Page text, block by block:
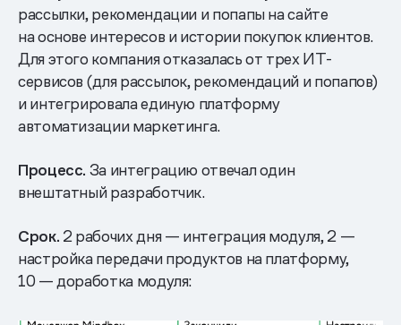
рассылки, рекомендации и попапы на сайте
на основе интересов и истории покупок клиентов.
Для этого компания отказалась от трех ИТ-
сервисов (для рассылок, рекомендаций и попапов)
и интегрировала единую платформу
автоматизации маркетинга.
Процесс. За интеграцию отвечал один
внештатный разработчик.
Срок. 2 рабочих дня — интеграция модуля, 2 —
настройка передачи продуктов на платформу,
10 — доработка модуля: